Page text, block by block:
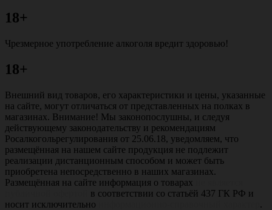
18+
Чрезмерное употребление алкоголя вредит здоровью!
18+
Внешний вид товаров, его характеристики и цены, указанные
на сайте, могут отличаться от представленных на полках в
магазинах. Внимание! Мы законопослушны, и следуя
действующему законодательству и рекомендациям
Росалкогольрегулирования от 25.06.18, уведомляем, что
размещённая на нашем сайте продукция не подлежит
реализации дистанционным способом и может быть
приобретена непосредственно в наших магазинах.
Размещённая на сайте информация о товарах
в соответствии со статьёй 437 ГК РФ и
носит исключительно
.